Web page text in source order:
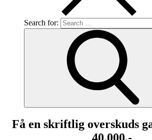
Search for:
Få en skriftlig overskuds